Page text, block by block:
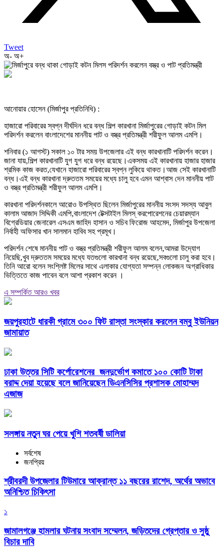
Tweet
অ- অ+
আনোয়ার হোসেন (মির্জাপুর প্রতিনিধি) :
হাজারো পরিবারের স্বপ্ন দীর্ঘদিন ধরে বন্ধ শিল্প কারখানা মির্জাপুরের গোড়াই কটন মিল
পরিদর্শন করলেন বাংলাদেশের মাননীয় পাট ও বস্ত্র প্রতিমন্ত্রী শরীফুল আলম এমপি।
শনিবার (১ আগস্ট) সকাল ১০ টার সময় উপজেলার এই বন্ধ কারখানাটি পরিদর্শন করেন।
জানা যায়,শিল্প কারখানাটি যুগ যুগ ধরে বন্ধ রয়েছে।একসময় এই কারখানায় হাজার হাজার
শ্রমিক কাজ করত,যেখানে হাজারো পরিবারের স্বপ্ন লুকিয়ে থাকত।আজ সেই কারখানাটি
বন্ধ।এই বন্ধ কারখানা দ্রুততম সময়ের মধ্যে চালু হবে এমন আশ্বাস দেন মাননীয় পাট
ও বস্ত্র প্রতিমন্ত্রী শরীফুল আলম এমপি।
কারখানা পরিদর্শনকালে আরোও উপস্থিত ছিলেন মির্জাপুরের মাননীয় সংসদ সদস্য আবুল
কালাম আজাদ সিদ্দিকী এমপি,বাংলাদেশ টেক্সটাইল মিলস্ করপোরেশনের চেয়ারম্যান
বিগ্রেডিয়ার জেনারেল এসএম জাহিদ হাসান ও সচিব ফিরোজ আহমেদ, মির্জাপুর উপজেলা
নির্বাহী অফিসার খান সালমান হাবিব সহ প্রমূখ।
পরিদর্শন শেষে মাননীয় পাট ও বস্ত্র প্রতিমন্ত্রী শরীফুল আলম বলেন,আমরা উদ্যোগ
নিয়েছি,খুব দ্রুততম সময়ের মধ্যে যতগুলো কারখানা বন্ধ রয়েছে,সবগুলো চালু করা হবে।
তিনি আরো বলেন সংশ্লিষ্ট মিলের সাথে এলাকার যোগ্যতা সম্পন্ন লোকজন অগ্রাধিকার
ভিত্তিতে কাজ পাবেন বলে আশা প্রকাশ করেন ।
এ সম্পর্কিত আরও খবর
জয়পুরহাটে ধারকী গ্রামে ৩০০ ফিট রাস্তা সংস্কার করলেন বম্বু ইউনিয়ন
জামায়াত
ঢাকা উত্তর সিটি কর্পোরেশনের জনদুর্ভোগ কমাতে ১০০ কোটি টাকা
বরাদ্দ দেয়া হয়েছে বলে জানিয়েছেন ডিএনসিসির প্রশাসক মোহাম্মদ
এজাজ
সলঙ্গায় নতুন ঘর পেয়ে খুশি শতবর্ষী ডালিয়া
সর্বশেষ
জনপ্রিয়
শ্রীবরদী উপজেলার টিউমারে আক্রান্ত ১১ বছরের রাশেদ, অর্থের অভাবে
অনিশ্চিত চিকিৎসা
১
জামালগঞ্জে হামলার ঘটনায় সংবাদ সম্মেলন, জড়িতদের গ্রেপ্তার ও সুষ্ঠু
বিচার দাবি